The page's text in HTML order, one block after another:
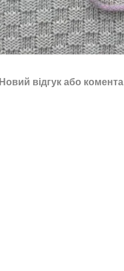
Новий відгук або